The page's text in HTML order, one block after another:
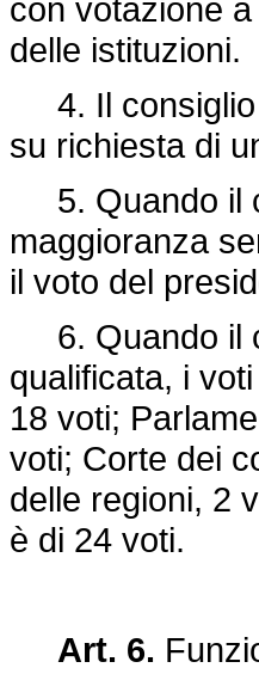
con votazione
delle istituzioni.
4. Il consiglio
su richiesta di
5. Quando il
maggioranza
il voto del
6. Quando il
qualificata, i
18 voti;
voti; Corte dei
delle regioni, 2
è di 24 voti.
Art. 6.